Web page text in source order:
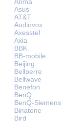
Asus
AT&T
Audiovox
Axesstel
Axia
BBK
BB-mobile
Beijing
Bellperre
Bellwave
Benefon
BenQ
BenQ-Siemens
Binatone
Bird